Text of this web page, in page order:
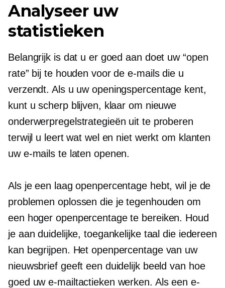
Analyseer uw
statistieken
Belangrijk is dat u er goed aan doet uw “open
rate” bij te houden voor de e-mails die u
verzendt. Als u uw openingspercentage kent,
kunt u scherp blijven, klaar om nieuwe
onderwerpregelstrategieën uit te proberen
terwijl u leert wat wel en niet werkt om klanten
uw e-mails te laten openen.
Als je een laag openpercentage hebt, wil je de
problemen oplossen die je tegenhouden om
een ​​hoger openpercentage te bereiken. Houd
je aan duidelijke, toegankelijke taal die iedereen
kan begrijpen. Het openpercentage van uw
nieuwsbrief geeft een duidelijk beeld van hoe
goed uw e-mailtactieken werken. Als een e-